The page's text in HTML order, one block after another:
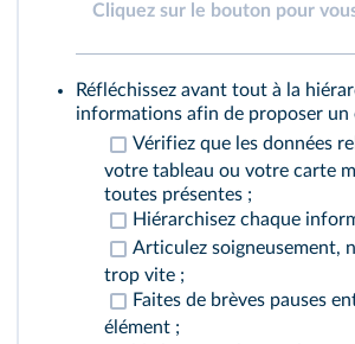
Cliquez sur le bouton pour
Réfléchissez avant tout à la
informations afin de proposer un
Vérifiez que les données
votre tableau ou votre carte
toutes présentes ;
Hiérarchisez chaque
Articulez soigneusement,
trop vite ;
Faites de brèves pauses
élément ;